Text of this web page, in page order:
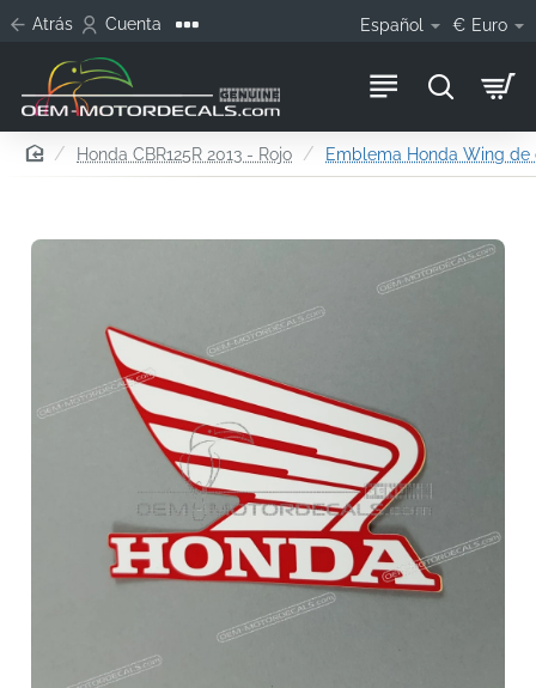
Atrás Cuenta Español € Euro
homeHonda CBR125R 2013 - Rojo Emblema Honda Wing